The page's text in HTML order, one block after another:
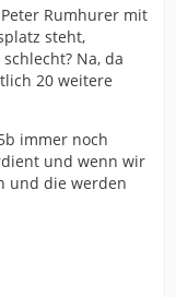
Rumhurer mit
steht,
Na, da
20 weitere
immer noch
und wenn wir
und die werden